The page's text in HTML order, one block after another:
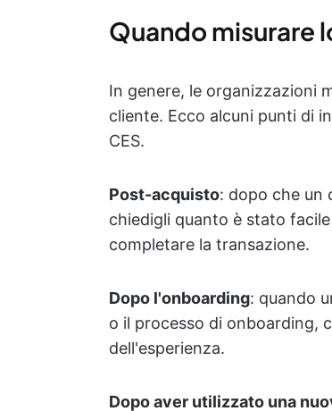
Quando misurare
In genere, le organizzazioni
cliente. Ecco alcuni punti di
CES.
Post-acquisto: dopo che un
chiedigli quanto è stato
completare la transazione.
Dopo l'onboarding: quando
o il processo di onboarding,
dell'esperienza.
Dopo aver utilizzato una